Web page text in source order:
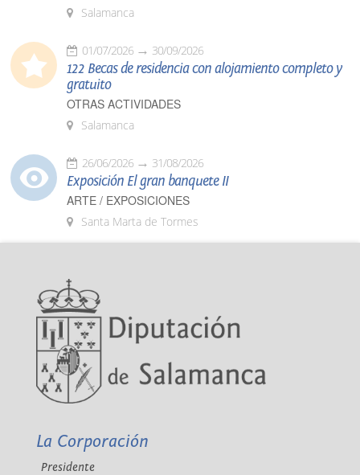
Salamanca
01/07/2026 30/09/2026
122 Becas de residencia con alojamiento completo y
gratuito
OTRAS ACTIVIDADES
Salamanca
26/06/2026 31/08/2026
Exposición El gran banquete II
ARTE / EXPOSICIONES
Santa Marta de Tormes
La Corporación
Presidente